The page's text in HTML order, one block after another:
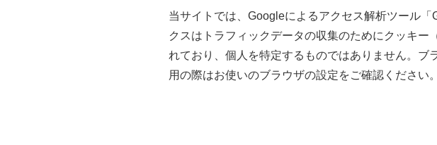
当サイトでは、Googleによるアクセス解析ツール
クスはトラフィックデータの収集のためにクッキ
れており、個人を特定するものではありません。ブ
用の際はお使いのブラウザの設定をご確認ください。